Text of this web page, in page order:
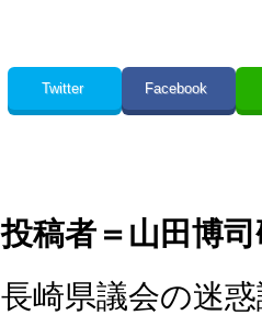
Twitter Facebook
投稿者＝山田博
長崎県議会の迷